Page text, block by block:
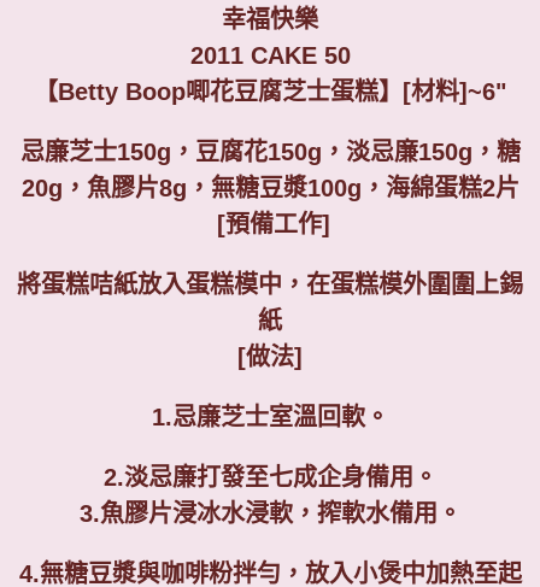
幸福快樂
2011 CAKE 50
【Betty Boop唧花豆腐芝士蛋糕】
[材料]~6"
忌廉芝士150g ，豆腐花150g ，淡忌廉150g ，糖
20g ，魚膠片8g ，無糖豆漿100g ，海綿蛋糕2片
[預備工作]
將蛋糕咭紙放入蛋糕模中，在蛋糕模外圍圍上錫
紙
[做法]
1.忌廉芝士室溫回軟。
2.淡忌廉打發至七成企身備用。
3.魚膠片浸冰水浸軟，搾軟水備用。
4.無糖豆漿與咖啡粉拌勻，放入小煲中加熱至起